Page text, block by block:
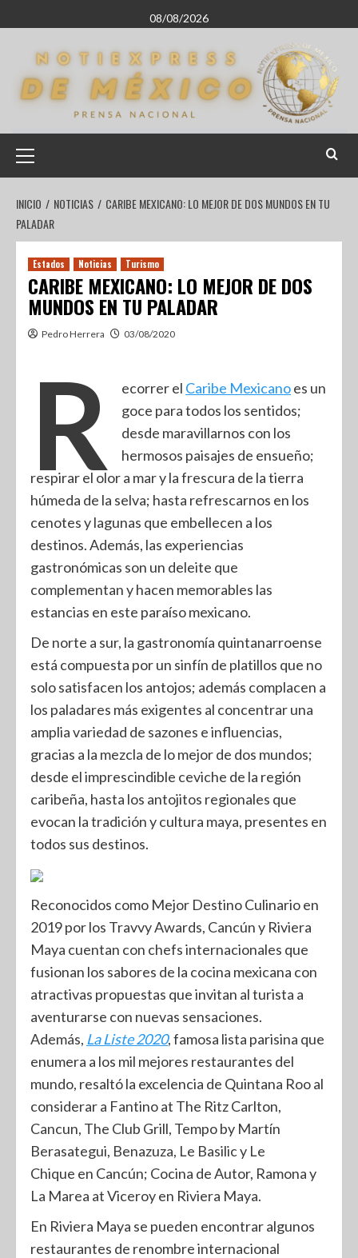
08/08/2026
INICIO NOTICIAS
CARIBE MEXICANO: LO MEJOR DE DOS MUNDOS EN TU
PALADAR
Estados Noticias Turismo
CARIBE MEXICANO: LO MEJOR DE DOS
MUNDOS EN TU PALADAR
Pedro Herrera 03/08/2020
R ecorrer el Caribe Mexicanoes un
goce para todos los sentidos;
desde maravillarnos con los
hermosos paisajes de ensueño;
respirar el olor a mar y la frescura de la tierra
húmeda de la selva; hasta refrescarnos en los
cenotes y lagunas que embellecen a los
destinos. Además, las experiencias
gastronómicas son un deleite que
complementan y hacen memorables las
estancias en este paraíso mexicano.
De norte a sur, la gastronomía quintanarroense
está compuesta por un sinfín de platillos que no
solo satisfacen los antojos; además complacen a
los paladares más exigentes al concentrar una
amplia variedad de sazones e influencias,
gracias a la mezcla de lo mejor de dos mundos;
desde el imprescindible ceviche de la región
caribeña, hasta los antojitos regionales que
evocan la tradición y cultura maya, presentes en
todos sus destinos.
Reconocidos como Mejor Destino Culinario en
2019 por los Travvy Awards, Cancún y Riviera
Maya cuentan con chefs internacionales que
fusionan los sabores de la cocina mexicana con
atractivas propuestas que invitan al turista a
aventurarse con nuevas sensaciones.
Además, La Liste 2020, famosa lista parisina que
enumera a los mil mejores restaurantes del
mundo, resaltó la excelencia de Quintana Roo al
considerar a Fantino at The Ritz Carlton,
Cancun, The Club Grill, Tempo by Martín
Berasategui, Benazuza, Le Basilic y Le
Chique en Cancún; Cocina de Autor, Ramona y
La Marea at Viceroy en Riviera Maya.
En Riviera Maya se pueden encontrar algunos
restaurantes de renombre internacional